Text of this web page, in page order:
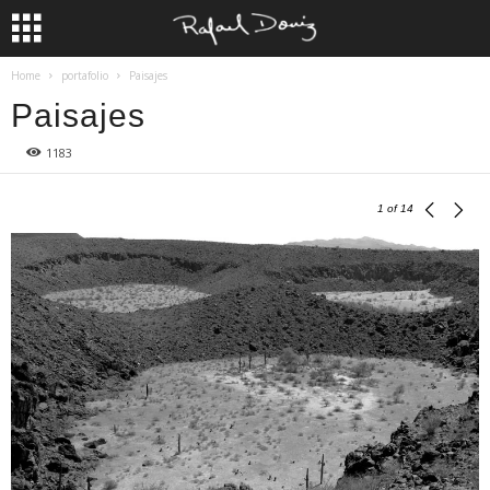
Home portafolio Paisajes
Paisajes
1183
1 of 14